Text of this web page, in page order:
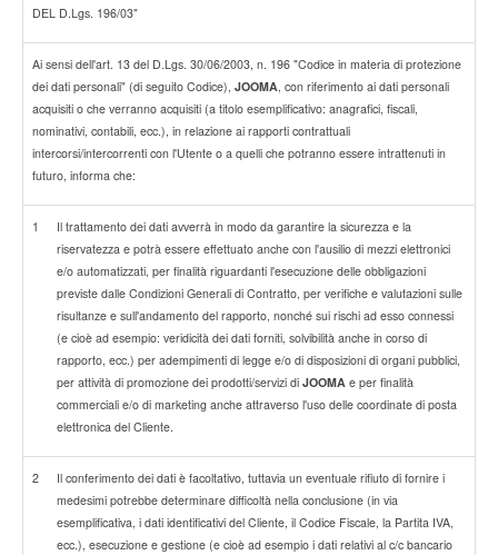
DEL D.Lgs. 196/03"
Ai sensi dell'art. 13 del D.Lgs. 30/06/2003, n. 196 "Codice in materia di protezione
dei dati personali" (di seguito Codice), JOOMA , con riferimento ai dati personali
acquisiti o che verranno acquisiti (a titolo esemplificativo: anagrafici, fiscali,
nominativi, contabili, ecc.), in relazione ai rapporti contrattuali
intercorsi/intercorrenti con l'Utente o a quelli che potranno essere intrattenuti in
futuro, informa che:
1
Il trattamento dei dati avverrà in modo da garantire la sicurezza e la
riservatezza e potrà essere effettuato anche con l'ausilio di mezzi elettronici
e/o automatizzati, per finalità riguardanti l'esecuzione delle obbligazioni
previste dalle Condizioni Generali di Contratto, per verifiche e valutazioni sulle
risultanze e sull'andamento del rapporto, nonché sui rischi ad esso connessi
(e cioè ad esempio: veridicità dei dati forniti, solvibilità anche in corso di
rapporto, ecc.) per adempimenti di legge e/o di disposizioni di organi pubblici,
per attività di promozione dei prodotti/servizi di JOOMA e per finalità
commerciali e/o di marketing anche attraverso l'uso delle coordinate di posta
elettronica del Cliente.
2
Il conferimento dei dati è facoltativo, tuttavia un eventuale rifiuto di fornire i
medesimi potrebbe determinare difficoltà nella conclusione (in via
esemplificativa, i dati identificativi del Cliente, il Codice Fiscale, la Partita IVA,
ecc.), esecuzione e gestione (e cioè ad esempio i dati relativi al c/c bancario